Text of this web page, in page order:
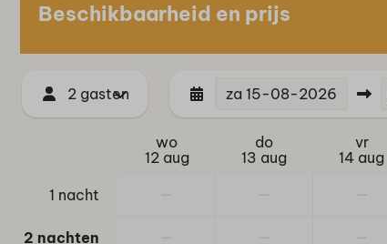
Beschikbaarheid en prijs
2 gasten za 15-08-2026
wo
12 aug
do
13 aug
vr
14 aug
1 nacht
2 nachten